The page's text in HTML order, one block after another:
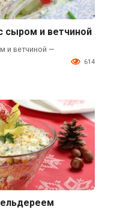
сыром и ветчиной
и ветчиной —
614